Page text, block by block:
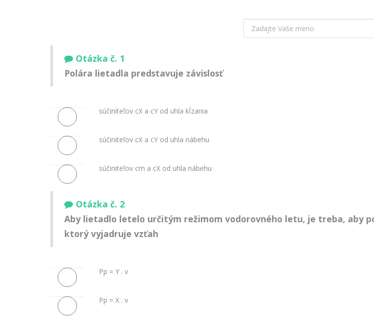
Vaše
meno:
Otázka č. 1
Polára lietadla predstavuje závislosť
súčiniteľov cX a cY od uhla kĺzania
súčiniteľov cX a cY od uhla nábehu
súčiniteľov cm a cX od uhla nábehu
Otázka č. 2
Aby lietadlo letelo určitým režimom vodorovného letu, je treba, aby
ktorý vyjadruje vzťah
Pp = Y . v
Pp = X . v